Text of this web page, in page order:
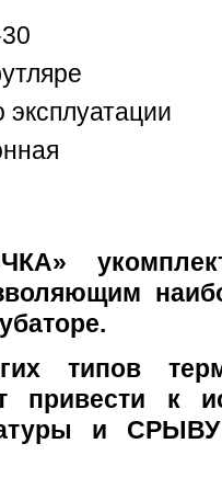
эксплуатации
типов
привести к
и